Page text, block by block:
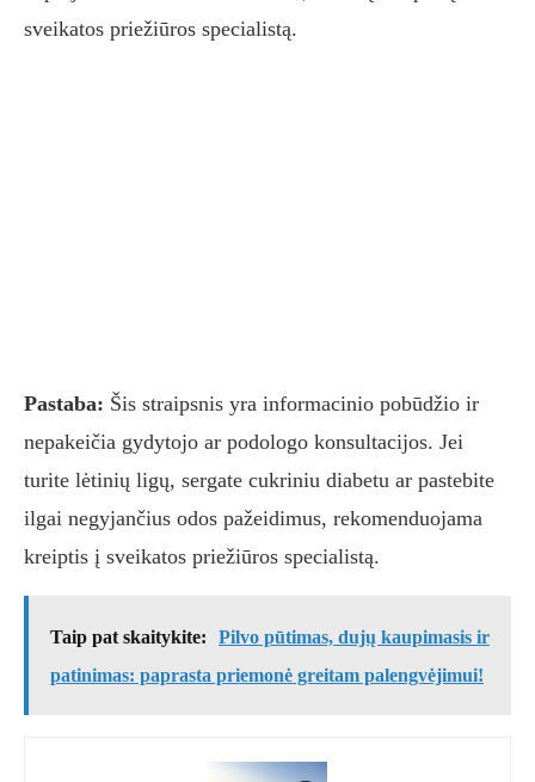
sveikatos priežiūros specialistą.
Pastaba: Šis straipsnis yra informacinio pobūdžio ir
nepakeičia gydytojo ar podologo konsultacijos. Jei
turite lėtinių ligų, sergate cukriniu diabetu ar pastebite
ilgai negyjančius odos pažeidimus, rekomenduojama
kreiptis į sveikatos priežiūros specialistą.
Taip pat skaitykite:
Pilvo pūtimas, dujų kaupimasis ir
patinimas: paprasta priemonė greitam palengvėjimui!